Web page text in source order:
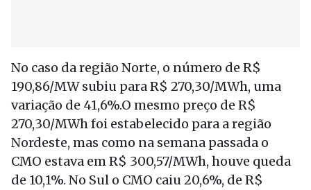
No caso da região Norte, o número de R$
190,86/MW subiu para R$ 270,30/MWh, uma
variação de 41,6%.O mesmo preço de R$
270,30/MWh foi estabelecido para a região
Nordeste, mas como na semana passada o
CMO estava em R$ 300,57/MWh, houve queda
de 10,1%. No Sul o CMO caiu 20,6%, de R$